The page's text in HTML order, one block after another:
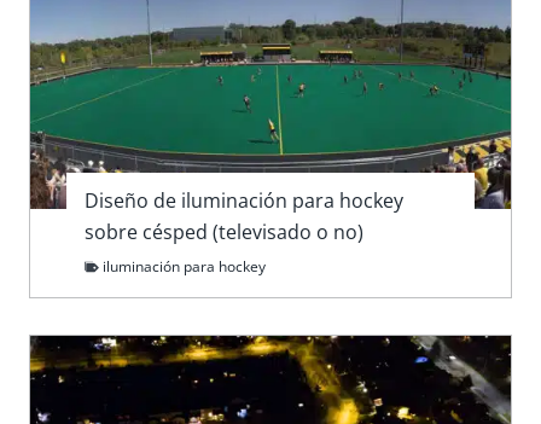
Diseño de iluminación para hockey
sobre césped (televisado o no)
iluminación para hockey